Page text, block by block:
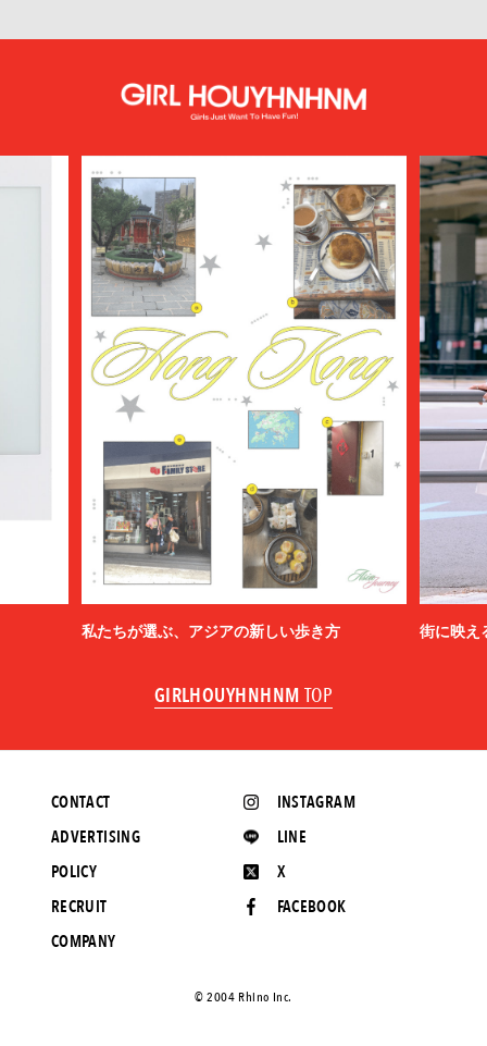
私たちが選ぶ、アジアの新しい歩き方 街に映え
GIRLHOUYHNHNM TOP
INSTAGRAM
LINE
X
FACEBOOK
CONTACT
ADVERTISING
POLICY
RECRUIT
COMPANY
©️ 2004 Rhino Inc.